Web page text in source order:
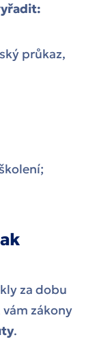
průkaz,
za dobu
zákony
.